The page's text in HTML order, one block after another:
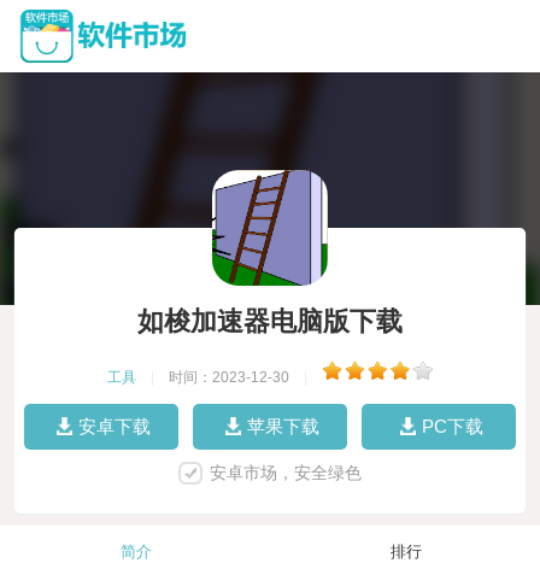
如梭加速器电脑版下载
工具 时间：2023-12-30
安卓下载 苹果下载 PC下载
安卓市场，安全绿色
简介 排行